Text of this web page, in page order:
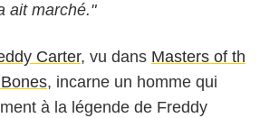
ait marché."
Carter, vu dans Masters of th
, incarne un homme qui
à la légende de Freddy